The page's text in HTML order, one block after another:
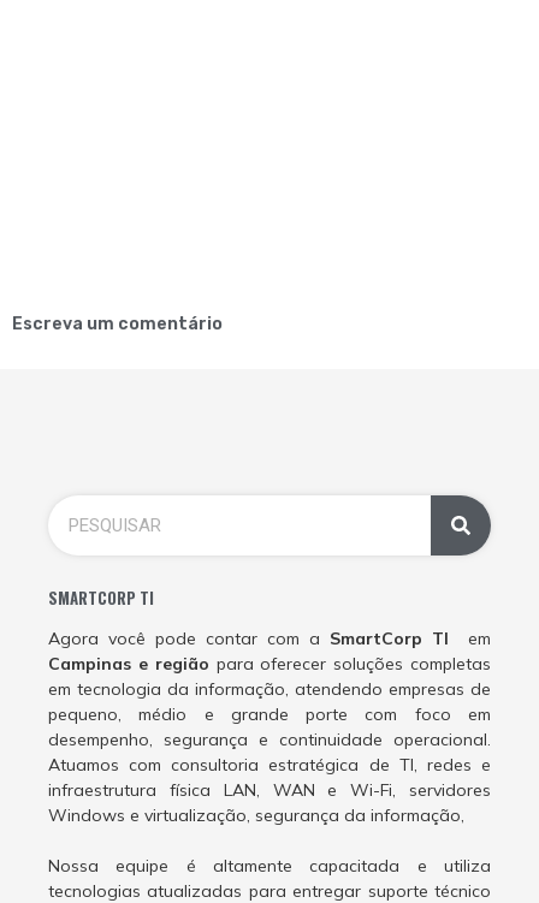
Escreva um comentário
SMARTCORP TI
Agora você pode contar com a SmartCorp TI em
Campinas e região para oferecer soluções completas
em tecnologia da informação, atendendo empresas de
pequeno, médio e grande porte com foco em
desempenho, segurança e continuidade operacional.
Atuamos com consultoria estratégica de TI, redes e
infraestrutura física LAN, WAN e Wi-Fi, servidores
Windows e virtualização, segurança da informação,
Nossa equipe é altamente capacitada e utiliza
tecnologias atualizadas para entregar suporte técnico